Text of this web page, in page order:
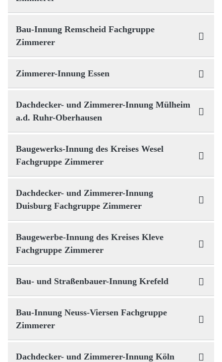
Bau-Innung Remscheid Fachgruppe
Zimmerer
Zimmerer-Innung Essen
Dachdecker- und Zimmerer-Innung Mülheim
a.d. Ruhr-Oberhausen
Baugewerks-Innung des Kreises Wesel
Fachgruppe Zimmerer
Dachdecker- und Zimmerer-Innung
Duisburg Fachgruppe Zimmerer
Baugewerbe-Innung des Kreises Kleve
Fachgruppe Zimmerer
Bau- und Straßenbauer-Innung Krefeld
Bau-Innung Neuss-Viersen Fachgruppe
Zimmerer
Dachdecker- und Zimmerer-Innung Köln